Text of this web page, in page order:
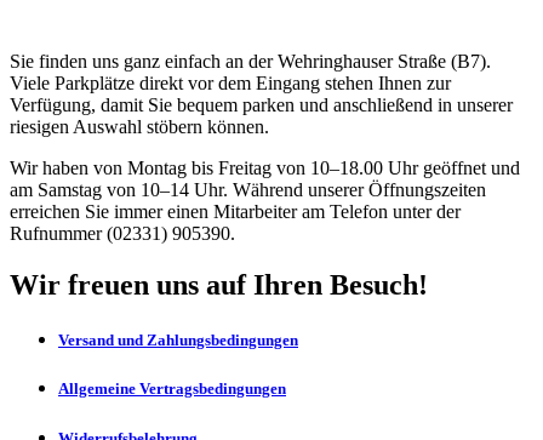
Sie finden uns ganz einfach an der Wehringhauser Straße (B7).
Viele Parkplätze direkt vor dem Eingang stehen Ihnen zur
Verfügung, damit Sie bequem parken und anschließend in unserer
riesigen Auswahl stöbern können.
Wir haben von Montag bis Freitag von 10–18.00 Uhr geöffnet und
am Samstag von 10–14 Uhr. Während unserer Öffnungszeiten
erreichen Sie immer einen Mitarbeiter am Telefon unter der
Rufnummer (02331) 905390.
Wir freuen uns auf Ihren Besuch!
Versand und Zahlungsbedingungen
Allgemeine Vertragsbedingungen